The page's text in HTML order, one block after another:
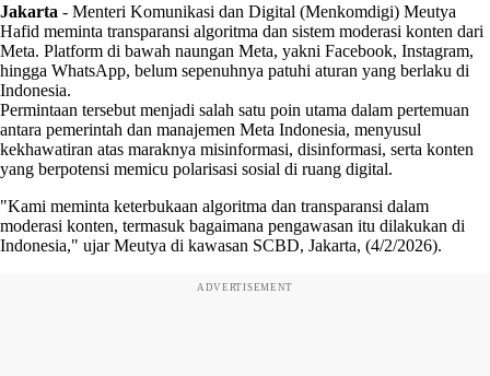
Jakarta - Menteri Komunikasi dan Digital (Menkomdigi) Meutya
Hafid meminta transparansi algoritma dan sistem moderasi konten dari
Meta. Platform di bawah naungan Meta, yakni Facebook, Instagram,
hingga WhatsApp, belum sepenuhnya patuhi aturan yang berlaku di
Indonesia.
Permintaan tersebut menjadi salah satu poin utama dalam pertemuan
antara pemerintah dan manajemen Meta Indonesia, menyusul
kekhawatiran atas maraknya misinformasi, disinformasi, serta konten
yang berpotensi memicu polarisasi sosial di ruang digital.
"Kami meminta keterbukaan algoritma dan transparansi dalam
moderasi konten, termasuk bagaimana pengawasan itu dilakukan di
Indonesia," ujar Meutya di kawasan SCBD, Jakarta, (4/2/2026).
ADVERTISEMENT